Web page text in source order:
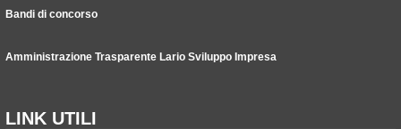
Bandi di concorso
Amministrazione Trasparente Lario Sviluppo Impresa
LINK UTILI